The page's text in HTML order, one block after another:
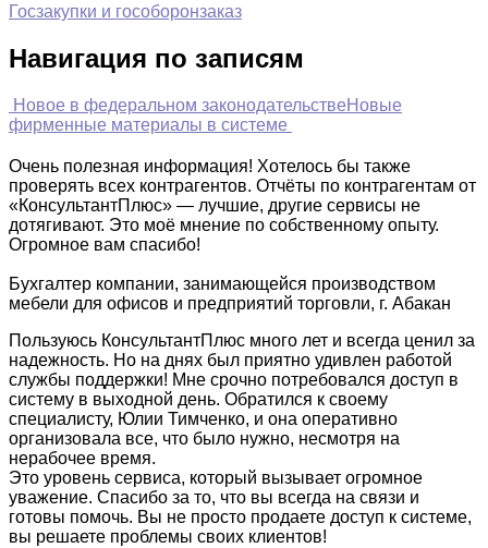
Госзакупки и гособоронзаказ
Навигация по записям
Новое в федеральном законодательствеНовые
фирменные материалы в системе
Очень полезная информация! Хотелось бы также
проверять всех контрагентов. Отчёты по контрагентам от
«КонсультантПлюс» — лучшие, другие сервисы не
дотягивают. Это моё мнение по собственному опыту.
Огромное вам спасибо!
Бухгалтер компании, занимающейся производством
мебели для офисов и предприятий торговли, г. Абакан
Пользуюсь КонсультантПлюс много лет и всегда ценил за
надежность. Но на днях был приятно удивлен работой
службы поддержки! Мне срочно потребовался доступ в
систему в выходной день. Обратился к своему
специалисту, Юлии Тимченко, и она оперативно
организовала все, что было нужно, несмотря на
нерабочее время.
Это уровень сервиса, который вызывает огромное
уважение. Спасибо за то, что вы всегда на связи и
готовы помочь. Вы не просто продаете доступ к системе,
вы решаете проблемы своих клиентов!